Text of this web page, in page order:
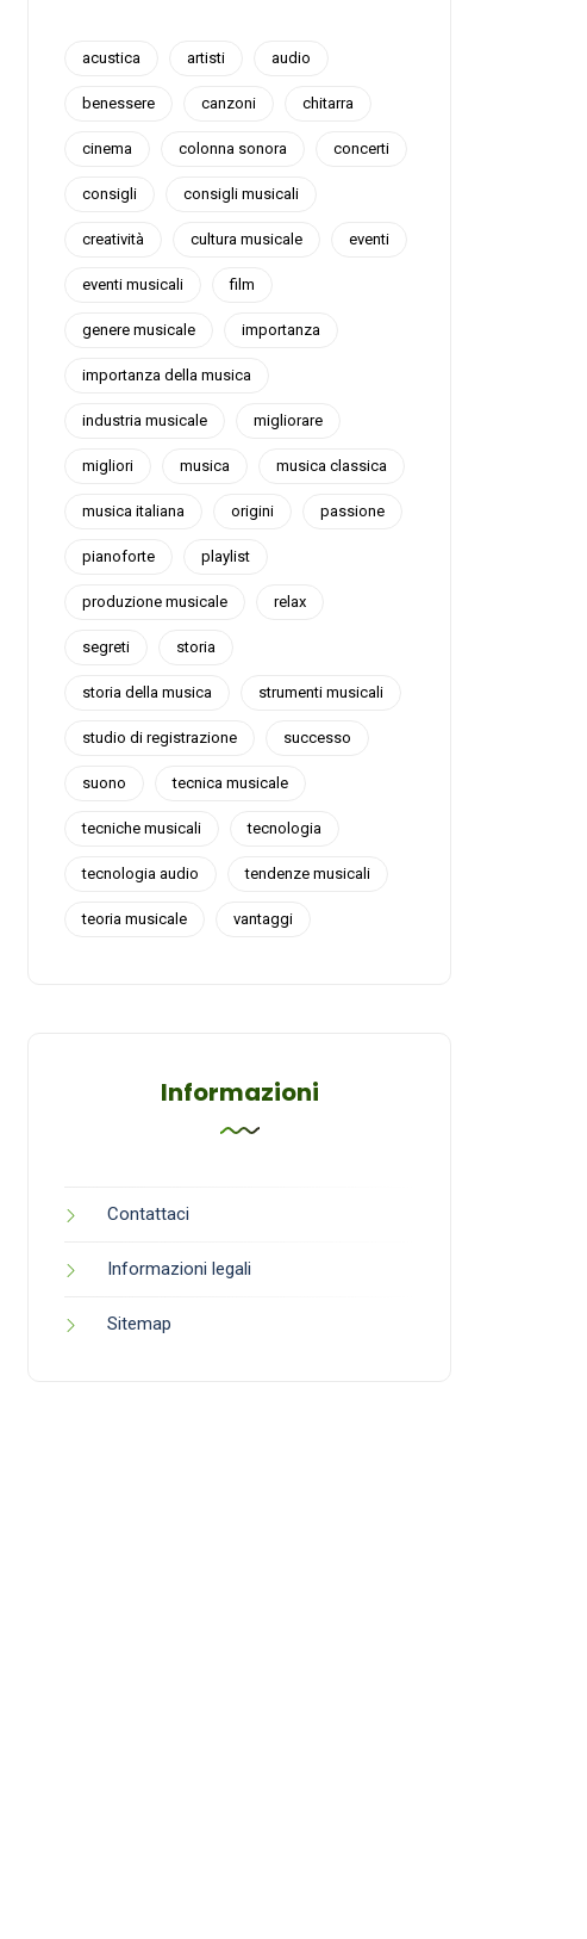
acustica artisti audio
benessere canzoni chitarra
cinema colonna sonora concerti
consigli consigli musicali
creatività cultura musicale eventi
eventi musicali film
genere musicale importanza
importanza della musica
industria musicale migliorare
migliori musica musica classica
musica italiana origini passione
pianoforte playlist
produzione musicale relax
segreti storia
storia della musica strumenti musicali
studio di registrazione successo
suono tecnica musicale
tecniche musicali tecnologia
tecnologia audio tendenze musicali
teoria musicale vantaggi
Informazioni
Contattaci
Informazioni legali
Sitemap